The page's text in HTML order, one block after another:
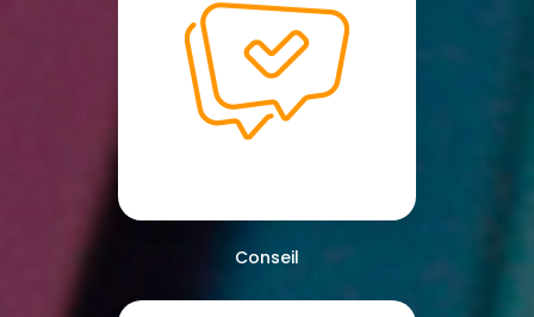
Conseil